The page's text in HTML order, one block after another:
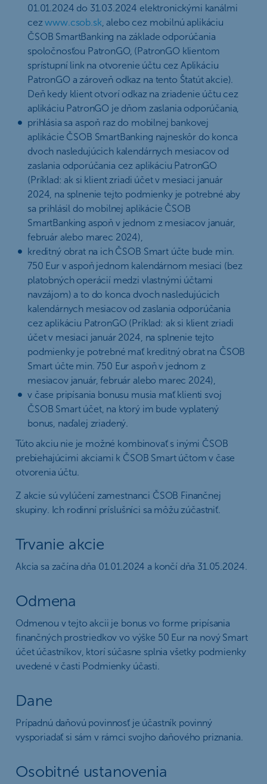
01.01.2024 do 31.03.2024 elektronickými kanálmi
cezwww.csob.sk, alebo cez mobilnú aplikáciu
ČSOB SmartBanking na základe odporúčania
spoločnosťou PatronGO, (PatronGO klientom
sprístupní link na otvorenie účtu cez Aplikáciu
PatronGO a zároveň odkaz na tento Štatút akcie).
Deň kedy klient otvorí odkaz na zriadenie účtu cez
aplikáciu PatronGO je dňom zaslania odporúčania,
prihlásia sa aspoň raz do mobilnej bankovej
aplikácie ČSOB SmartBanking najneskôr do konca
dvoch nasledujúcich kalendárnych mesiacov od
zaslania odporúčania cez aplikáciu PatronGO
(Príklad: ak si klient zriadi účet v mesiaci január
2024, na splnenie tejto podmienky je potrebné aby
sa prihlásil do mobilnej aplikácie ČSOB
SmartBanking aspoň v jednom z mesiacov január,
február alebo marec 2024),
kreditný obrat na ich ČSOB Smart účte bude min.
750 Eur v aspoň jednom kalendárnom mesiaci (bez
platobných operácií medzi vlastnými účtami
navzájom) a to do konca dvoch nasledujúcich
kalendárnych mesiacov od zaslania odporúčania
cez aplikáciu PatronGO (Príklad: ak si klient zriadi
účet v mesiaci január 2024, na splnenie tejto
podmienky je potrebné mať kreditný obrat na ČSOB
Smart účte min. 750 Eur aspoň v jednom z
mesiacov január, február alebo marec 2024),
v čase pripísania bonusu musia mať klienti svoj
ČSOB Smart účet, na ktorý im bude vyplatený
bonus, naďalej zriadený.
Túto akciu nie je možné kombinovať s inými ČSOB
prebiehajúcimi akciami k ČSOB Smart účtom v čase
otvorenia účtu.
Z akcie sú vylúčení zamestnanci ČSOB Finančnej
skupiny. Ich rodinní príslušníci sa môžu zúčastniť.
Trvanie akcie
Akcia sa začína dňa 01.01.2024 a končí dňa 31.05.2024.
Odmena
Odmenou v tejto akcii je bonus vo forme pripísania
finančných prostriedkov vo výške 50 Eur na nový Smart
účet účastníkov, ktorí súčasne splnia všetky podmienky
uvedené v časti Podmienky účasti.
Dane
Prípadnú daňovú povinnosť je účastník povinný
vysporiadať si sám v rámci svojho daňového priznania.
Osobitné ustanovenia